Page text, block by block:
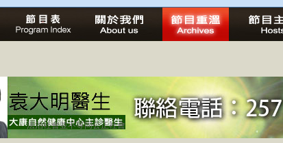
法治社會並不等同公正社會
自家教育合法化-推動多元化教育，全民學卷制